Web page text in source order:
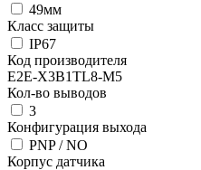
49мм
Класс защиты
IP67
Код производителя
E2E-X3B1TL8-M5
Кол-во выводов
3
Конфигурация выхода
PNP / NO
Корпус датчика